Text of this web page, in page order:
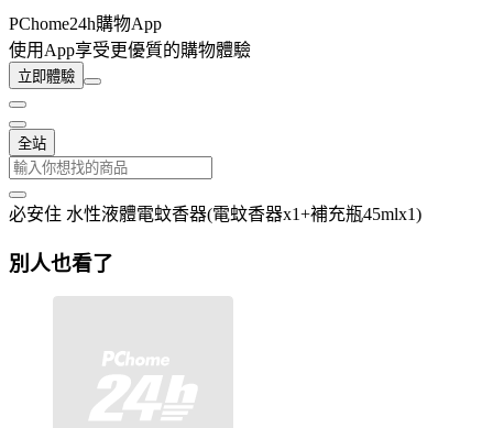
PChome24h購物App
使用App享受更優質的購物體驗
立即體驗
全站
必安住 水性液體電蚊香器(電蚊香器x1+補充瓶45mlx1)
別人也看了